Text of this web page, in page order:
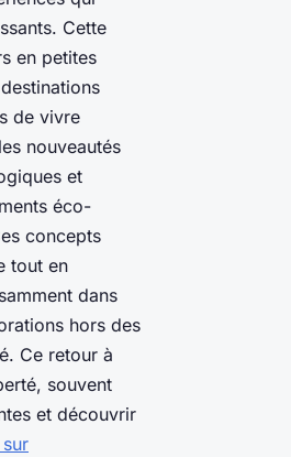
Cette
en petites
de vivre
nouveautés
et
éco-
concepts
tout en
dans
hors des
Ce retour à
souvent
et découvrir